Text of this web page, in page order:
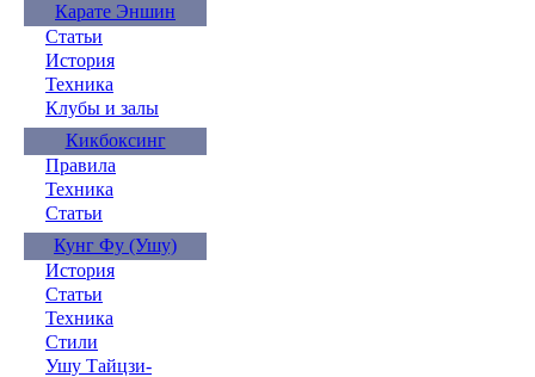
Карате Эншин
Статьи
История
Техника
Клубы и залы
Кикбоксинг
Правила
Техника
Статьи
Кунг Фу (Ушу)
История
Статьи
Техника
Стили
Ушу Тайцзи-